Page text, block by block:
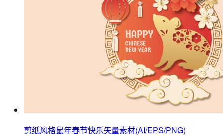
剪纸风格鼠年春节快乐矢量素材(AI/EPS/PNG)